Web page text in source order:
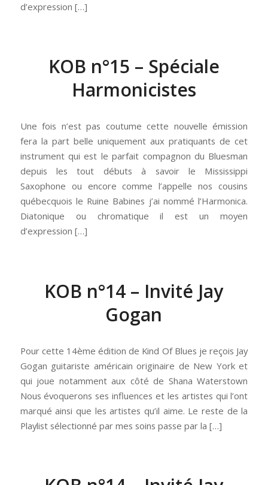
d’expression […]
KOB n°15 – Spéciale
Harmonicistes
Une fois n’est pas coutume cette nouvelle émission
fera la part belle uniquement aux pratiquants de cet
instrument qui est le parfait compagnon du Bluesman
depuis les tout débuts à savoir le Mississippi
Saxophone ou encore comme l’appelle nos cousins
québecquois le Ruine Babines j’ai nommé l’Harmonica.
Diatonique ou chromatique il est un moyen
d’expression […]
KOB n°14 – Invité Jay
Gogan
Pour cette 14ème édition de Kind Of Blues je reçois Jay
Gogan guitariste américain originaire de New York et
qui joue notamment aux côté de Shana Waterstown
Nous évoquerons ses influences et les artistes qui l’ont
marqué ainsi que les artistes qu’il aime. Le reste de la
Playlist sélectionné par mes soins passe par la […]